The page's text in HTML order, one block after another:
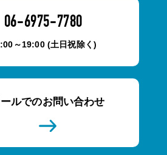
06-6975-7780
～19:00 (土日祝除く)
ルでのお問い合わせ